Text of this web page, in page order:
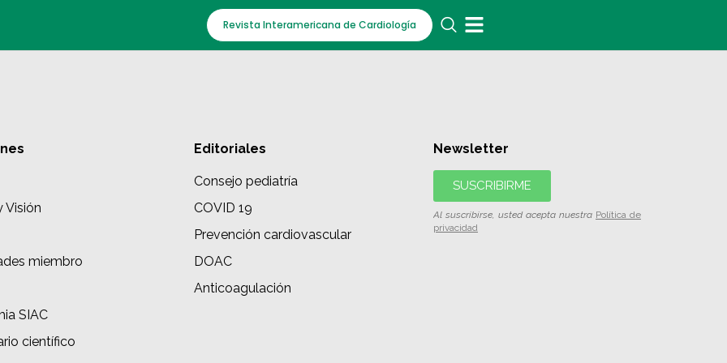
Revista Interamericana de Cardiología
Visión
miembro
SIAC
científico
Editoriales
Consejo pediatría
COVID 19
Prevención cardiovascular
DOAC
Anticoagulación
Newsletter
SUSCRIBIRME
Al suscribirse, usted acepta nuestra Política de
privacidad